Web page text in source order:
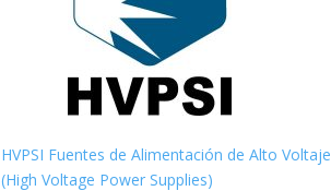
HVPSI Fuentes de Alimentación de Alto Voltaje
(High Voltage Power Supplies)